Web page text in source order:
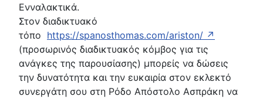
Ενναλακτικά.
Στον διαδικτυακό
τόπο https://spanosthomas.com/ariston/ ↗
(προσωρινός διαδικτυακός κόμβος για τις
ανάγκες της παρουσίασης) μπορείς να δώσεις
την δυνατότητα και την ευκαιρία στον εκλεκτό
συνεργάτη σου στη Ρόδο Απόστολο Ασπράκη να